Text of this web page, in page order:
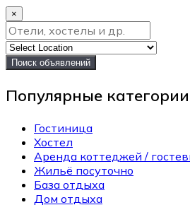
×
Поиск объявлений
Популярные категории
Гостиница
Хостел
Аренда коттеджей /
Жильё посуточно
База отдыха
Дом отдыха